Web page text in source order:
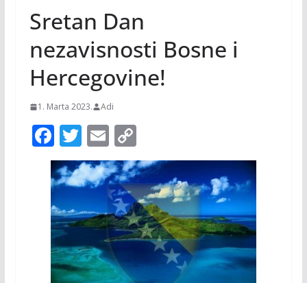
Sretan Dan
nezavisnosti Bosne i
Hercegovine!
1. Marta 2023. Adi
F
ac
e
b
o
o
k
T
w
itt
er
E
m
ai
l
C
o
p
y
Li
n
k